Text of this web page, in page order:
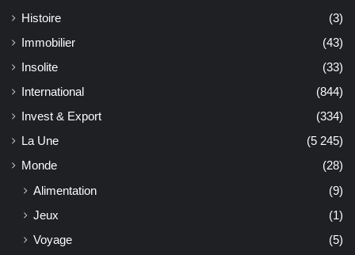
Histoire
(3)
Immobilier
(43)
Insolite
(33)
International
(844)
Invest & Export
(334)
La Une
(5 245)
Monde
(28)
Alimentation
(9)
Jeux
(1)
Voyage
(5)